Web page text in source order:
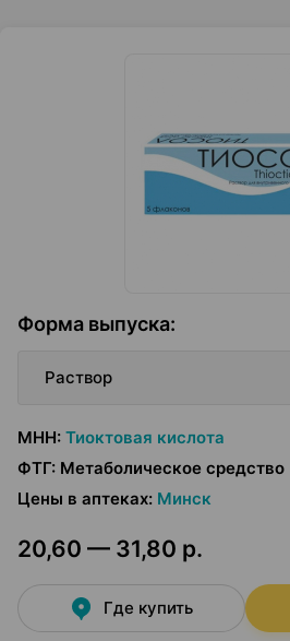
Форма выпуска:
Раствор
МНН: Тиоктовая кислота
ФТГ: Метаболическое средство
Цены в аптеках: Минск
20,60 — 31,80 р.
Где купить